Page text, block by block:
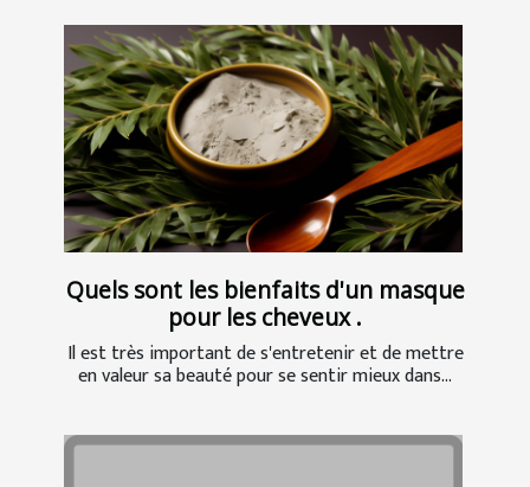
Quels sont les bienfaits d'un masque
pour les cheveux .
Il est très important de s'entretenir et de mettre
en valeur sa beauté pour se sentir mieux dans...